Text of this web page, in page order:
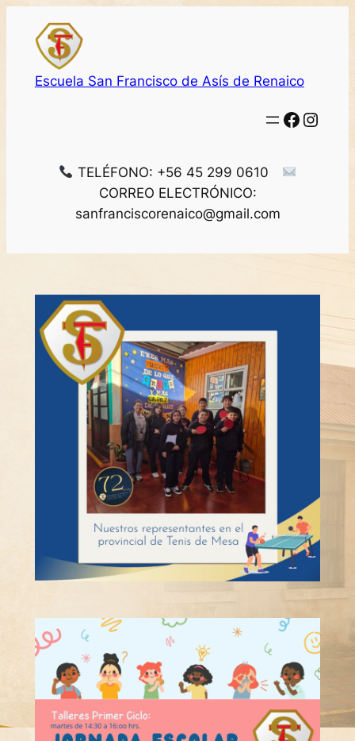
contenido
Escuela San Francisco de Asís de Renaico
TELÉFONO: +56 45 299 0610
CORREO ELECTRÓNICO:
sanfranciscorenaico@gmail.com